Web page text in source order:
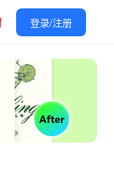
登录/注册